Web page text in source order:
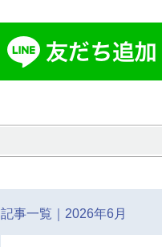
記事一覧｜2026年6月